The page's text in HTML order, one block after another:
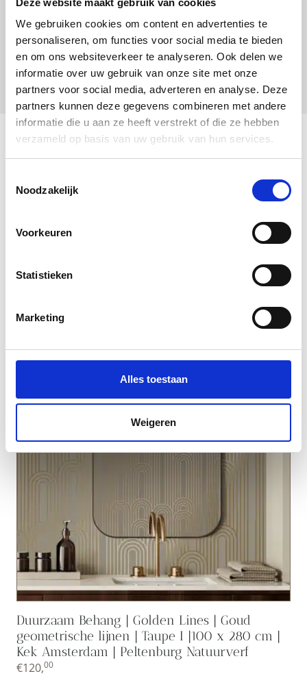
We gebruiken cookies om content en advertenties te
personaliseren, om functies voor social media te bieden
en om ons websiteverkeer te analyseren. Ook delen we
informatie over uw gebruik van onze site met onze
partners voor social media, adverteren en analyse. Deze
partners kunnen deze gegevens combineren met andere
informatie die u aan ze heeft verstrekt of die ze hebben
verzameld op basis van uw gebruik van hun services.
Noodzakelijk
Voorkeuren
Statistieken
Marketing
Alles toestaan
Weigeren
grafische lijnen | Off-white I |100 x 280 cm |
Duurzaam Behang | Golden Lines | Goud
geometrische lijnen | Taupe I |100 x 280 cm |
Kek Amsterdam | Peltenburg Natuurverf
€120,00